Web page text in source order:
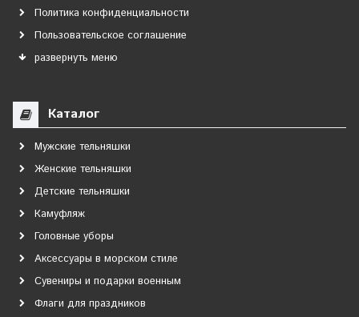
Политика конфиденциальности
Пользовательское соглашение
развернуть меню
Каталог
Мужские тельняшки
Женские тельняшки
Детские тельняшки
Камуфляж
Головные уборы
Аксессуары в морском стиле
Сувениры и подарки военным
Флаги для праздников